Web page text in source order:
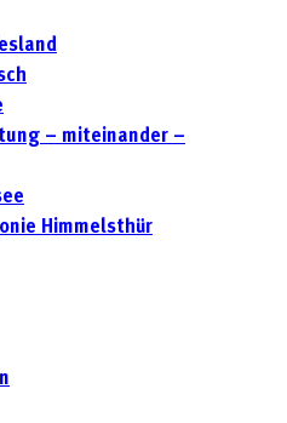
– miteinander –
Himmelsthür